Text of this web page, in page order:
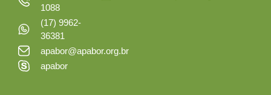
1088
(17) 9962-
36381
apabor@apabor.org.br
apabor